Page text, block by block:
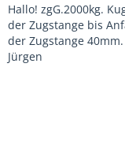
Hallo! zgG.2000kg.
der Zugstange bis
der Zugstange 40mm.
Jürgen